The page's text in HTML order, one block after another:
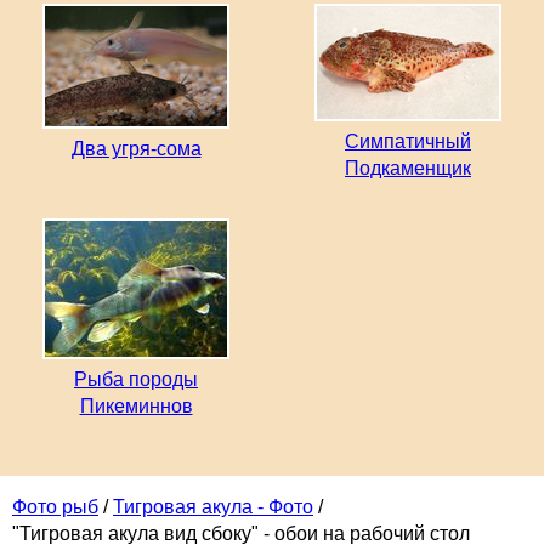
Фото рыб /Тигровая акула - Фото /
"Тигровая акула вид сбоку" - обои на рабочий стол
Два угря-сома
Симпатичный
Подкаменщик
Рыба породы
Пикеминнов